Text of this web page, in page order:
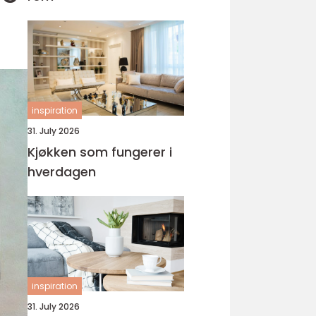
inspiration
31. July 2026
Kjøkken som fungerer i
hverdagen
inspiration
31. July 2026